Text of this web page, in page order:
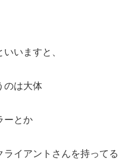
いますと、
のは大体
ーとか
イアントさんを持ってる